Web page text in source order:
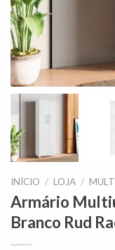
INÍCIO / LOJA /
Armário
Branco Rud